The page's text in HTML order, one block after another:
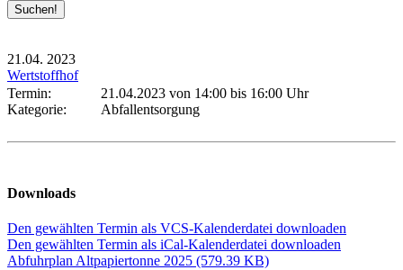
21.04. 2023
Wertstoffhof
Termin:
21.04.2023 von 14:00 bis 16:00 Uhr
Kategorie:
Abfallentsorgung
Downloads
Den gewählten Termin als VCS-Kalenderdatei downloaden
Den gewählten Termin als iCal-Kalenderdatei downloaden
Abfuhrplan Altpapiertonne 2025 (579.39 KB)